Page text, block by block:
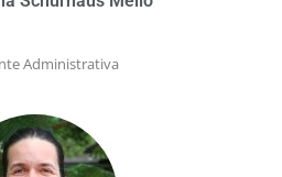
Administrativa